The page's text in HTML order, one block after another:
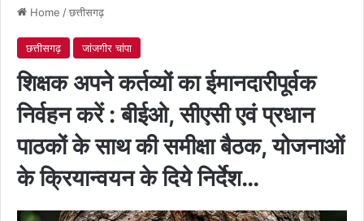
Home /छत्तीसगढ़
छत्तीसगढ़ जांजगीर चांपा
शिक्षक अपने कर्तव्यों का ईमानदारीपूर्वक
निर्वहन करें : बीईओ, सीएसी एवं प्रधान
पाठकों के साथ की समीक्षा बैठक, योजनाओं
के क्रियान्वयन के दिये निर्देश…